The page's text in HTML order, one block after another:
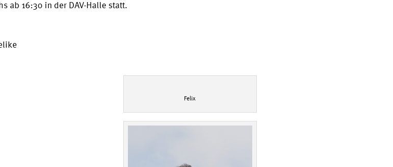
ab 16:30 in der DAV-Halle statt.
Felix